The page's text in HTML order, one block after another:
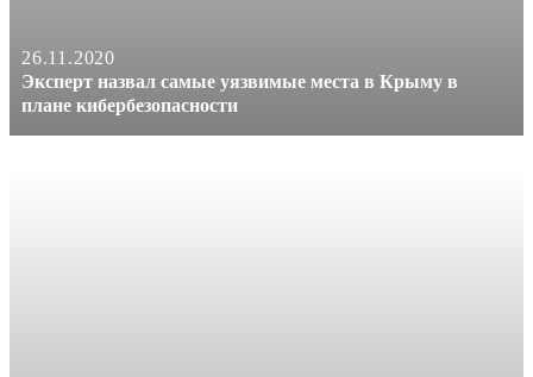
26.11.2020
Эксперт назвал самые уязвимые места в Крыму в
плане кибербезопасности